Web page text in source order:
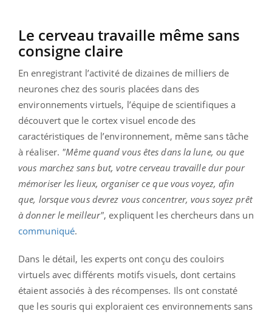
Le cerveau travaille même sans
consigne claire
En enregistrant l’activité de dizaines de milliers de
neurones chez des souris placées dans des
environnements virtuels, l’équipe de scientifiques a
découvert que le cortex visuel encode des
caractéristiques de l’environnement, même sans tâche
à réaliser. "Même quand vous êtes dans la lune, ou que
vous marchez sans but, votre cerveau travaille dur pour
mémoriser les lieux, organiser ce que vous voyez, afin
que, lorsque vous devrez vous concentrer, vous soyez prêt
à donner le meilleur", expliquent les chercheurs dans un
communiqué.
Dans le détail, les experts ont conçu des couloirs
virtuels avec différents motifs visuels, dont certains
étaient associés à des récompenses. Ils ont constaté
que les souris qui exploraient ces environnements sans